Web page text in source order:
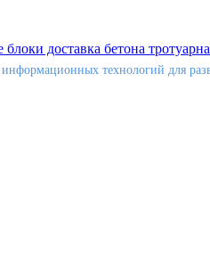
информационных технологий для